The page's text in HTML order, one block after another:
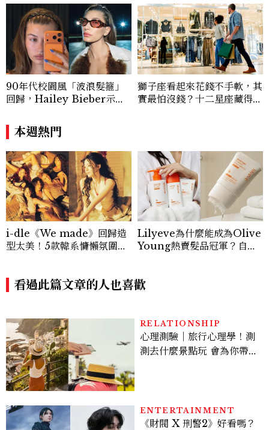
90年代校園風「波浪髮箍」
回歸，Hailey Bieber示範
u髮箍未開賣先爆紅！
獅子座看起來花錢不手軟，其
實最怕沒錢？十二星座藏得最
本週熱門
i-dle《We made》回歸造
型太美！5款韓系慵懶氛圍感
Lilyeve為什麼能成為Olive
Young熱賣髮品冠軍？自帶
看過此篇文章的人也喜歡
RELATIONSHIP
心理測驗｜旅行心理學！測
測去什麼景點玩 會為你帶來
ENTERTAINMENT
《財閥 X 刑警2》好看嗎？